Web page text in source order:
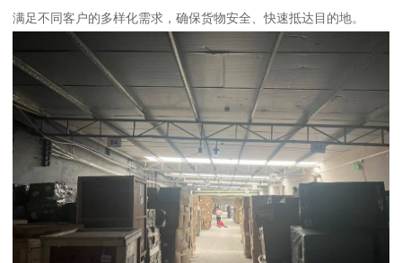
满足不同客户的多样化需求，确保货物安全、快速抵达目的地。